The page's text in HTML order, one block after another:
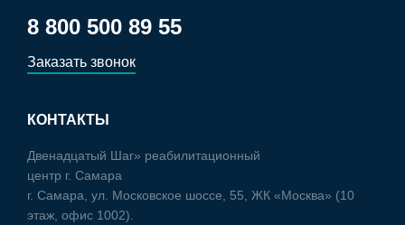
КОНТАКТЫ
Двенадцатый Шаг» реабилитационный
центр г. Самара
г. Самара, ул. Московское шоссе, 55, ЖК «Москва» (10
этаж, офис 1002).
8 800 500 89 55
Заказать звонок